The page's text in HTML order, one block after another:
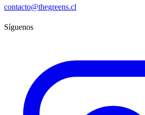
contacto@thegreens.cl
Síguenos